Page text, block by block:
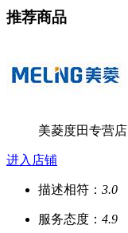
推荐商品
美菱度田专营店
进入店铺
描述相符： 3.0
服务态度： 4.9